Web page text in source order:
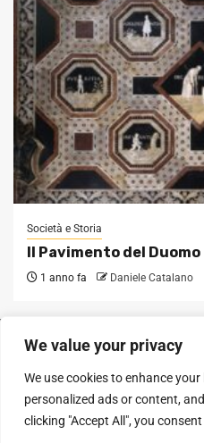
We value your privacy
We use cookies to enhance
personalized ads or content,
clicking "Accept All", you
Società e Storia
Il Pavimento del Duomo
1 anno fa Daniele Catalano
SEGUICI SUI
Facebook